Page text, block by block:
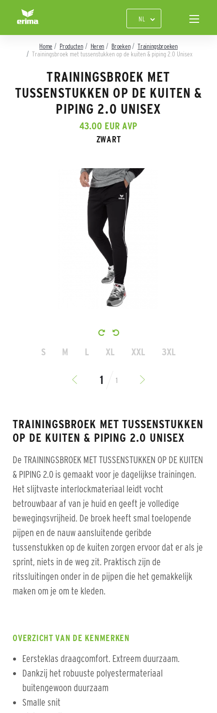
Home Producten Heren Broeken
Trainingsbroeken
Trainingsbroek met tussenstukken op de kuiten & piping 2.0 Unisex
TRAININGSBROEK MET
TUSSENSTUKKEN OP DE KUITEN &
PIPING 2.0 UNISEX
43.00 EUR AVP
ZWART
S M L XL XXL 3XL
1
TRAININGSBROEK MET TUSSENSTUKKEN
OP DE KUITEN & PIPING 2.0 UNISEX
De TRAININGSBROEK MET TUSSENSTUKKEN OP DE KUITEN
& PIPING 2.0 is gemaakt voor je dagelijkse trainingen.
Het slijtvaste interlockmateriaal leidt vocht
betrouwbaar af van je huid en geeft je volledige
bewegingsvrijheid. De broek heeft smal toelopende
pijpen en de nauw aansluitende geribde
tussenstukken op de kuiten zorgen ervoor dat er als je
sprint, niets in de weg zit. Praktisch zijn de
ritssluitingen onder in de pijpen die het gemakkelijk
maken om je om te kleden.
OVERZICHT VAN DE KENMERKEN
Eersteklas draagcomfort. Extreem duurzaam.
Dankzij het robuuste polyestermateriaal
buitengewoon duurzaam
Smalle snit